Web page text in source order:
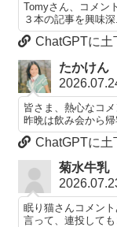
Tomyさん、コメン
３本の記事を興味
ChatGPTに土
たかけん
皆さま、熱心なコ
昨晩は飲み会から帰
ChatGPTに土
菊水牛乳
眠り猫さんコメン
言って、連投しても